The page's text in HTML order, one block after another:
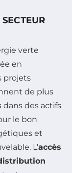
verte
en
projets
de plus
dans des actifs
le bon
et
L’accès